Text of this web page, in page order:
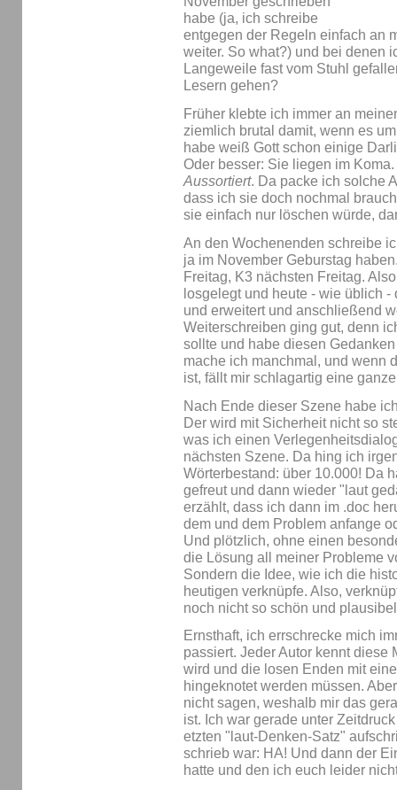
habe (ja, ich schreibe
entgegen der Regeln einfach an
weiter. So what?) und bei denen
Langeweile fast vom Stuhl
Lesern gehen?
Früher klebte ich immer an
ziemlich brutal damit, wenn es
habe weiß Gott schon einige
Oder besser: Sie liegen im
Aussortiert. Da packe ich solche
dass ich sie doch nochmal
sie einfach nur löschen würde,
An den Wochenenden schreibe
ja im November Geburstag
Freitag, K3 nächsten Freitag.
losgelegt und heute - wie üblich
und erweitert und anschließend
Weiterschreiben ging gut, denn
sollte und habe diesen
mache ich manchmal, und wenn
ist, fällt mir schlagartig eine
Nach Ende dieser Szene habe
Der wird mit Sicherheit nicht so
was ich einen
nächsten Szene. Da hing ich
Wörterbestand: über 10.000! Da
gefreut und dann wieder "laut
erzählt, dass ich dann im .doc
dem und dem Problem anfange
Und plötzlich, ohne einen
die Lösung all meiner Probleme
Sondern die Idee, wie ich die
heutigen verknüpfe. Also,
noch nicht so schön und
Ernsthaft, ich errschrecke mich
passiert. Jeder Autor kennt
wird und die losen Enden mit
hingeknotet werden müssen.
nicht sagen, weshalb mir das
ist. Ich war gerade unter
etzten "laut-Denken-Satz"
schrieb war: HA! Und dann der
hatte und den ich euch leider